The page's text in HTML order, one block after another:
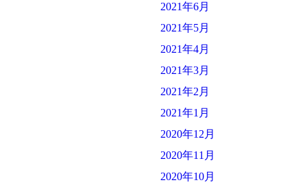
2021年6月
2021年5月
2021年4月
2021年3月
2021年2月
2021年1月
2020年12月
2020年11月
2020年10月